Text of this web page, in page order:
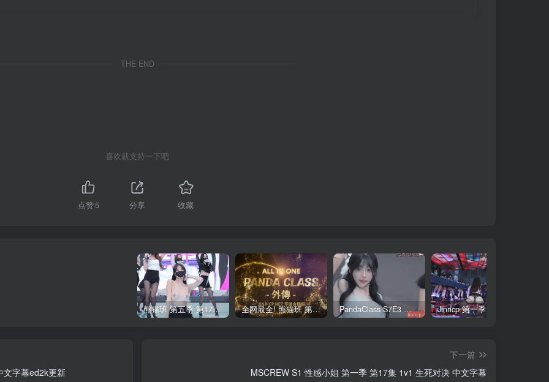
THE END
喜欢就支持一下吧
点赞5 分享 收藏
熊猫班 第五季 第17期 最终职级赛&完结 全网最全! 熊猫班 第6季 外传 SpinOff 全集 All in one 合集版 中英韩简繁字幕外挂版 PandaClass S7E3 熊猫班 第7季 第3期 二十一点日 中英韩简繁字幕
文字幕ed2k更新
下一篇
MSCREW S1 性感小姐 第一季 第17集 1v1 生死对决 中文字幕